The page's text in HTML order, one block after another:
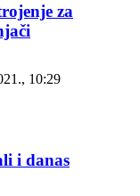
za
10:29
i danas